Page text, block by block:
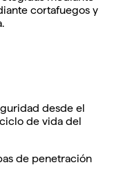
cortafuegos y
desde el
de vida del
de penetración